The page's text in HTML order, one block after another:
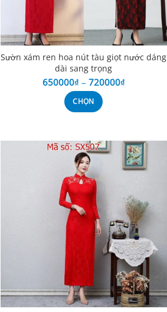
Sườn xám ren hoa nút tàu giọt nước dáng
dài sang trọng
650000₫ – 720000₫
CHỌN